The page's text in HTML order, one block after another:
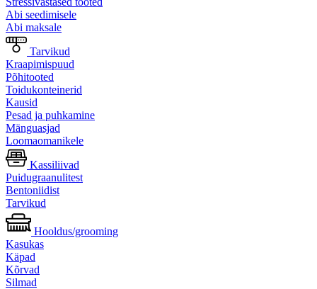
Abi seedimisele
Abi maksale
Tarvikud
Kraapimispuud
Põhitooted
Toidukonteinerid
Kausid
Pesad ja puhkamine
Mänguasjad
Loomaomanikele
Kassiliivad
Puidugraanulitest
Bentoniidist
Tarvikud
Hooldus/grooming
Kasukas
Käpad
Kõrvad
Silmad